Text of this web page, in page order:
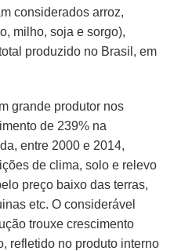
considerados arroz,
milho, soja e sorgo),
produzido no Brasil, em
grande produtor nos
de 239% na
entre 2000 e 2014,
de clima, solo e relevo
preço baixo das terras,
etc. O considerável
trouxe crescimento
refletido no produto interno